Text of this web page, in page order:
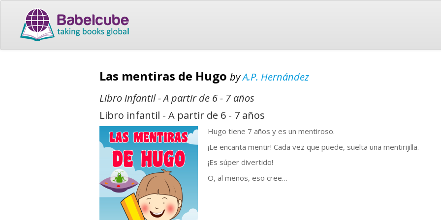
Las mentiras de Hugo byA.P. Hernández
Libro infantil - A partir de 6 - 7 años
Libro infantil - A partir de 6 - 7 años
Hugo tiene 7 años y es un mentiroso.
¡Le encanta mentir! Cada vez que puede, suelta una mentirijilla.
¡Es súper divertido!
O, al menos, eso cree…